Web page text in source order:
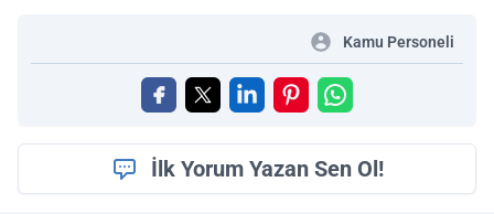
Kamu Personeli
İlk Yorum Yazan Sen Ol!